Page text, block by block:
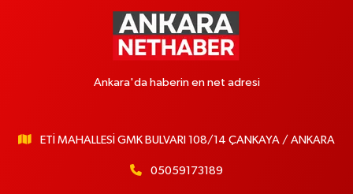
Ankara'da haberin en net adresi
ETİ MAHALLESİ GMK BULVARI 108/14 ÇANKAYA / ANKARA
05059173189